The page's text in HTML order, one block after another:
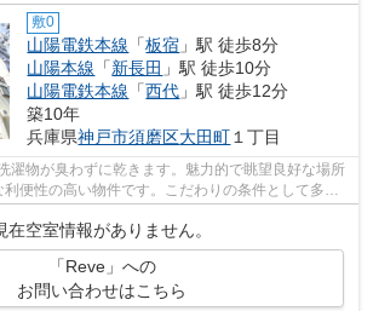
敷0
山陽電鉄本線 「板宿 」駅 徒歩8分
山陽本線 「新長田 」駅 徒歩10分
山陽電鉄本線 「西代 」駅 徒歩12分
築10年
兵庫県神戸市須磨区大田町 １丁目
濯物が臭わずに乾きます。魅力的で眺望良好な場所
便性の高い物件です。こだわりの条件として多
在空室情報がありません。
「Reve」への
お問い合わせはこちら